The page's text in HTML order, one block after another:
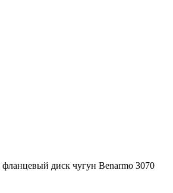
диск чугун Benarmo 3070